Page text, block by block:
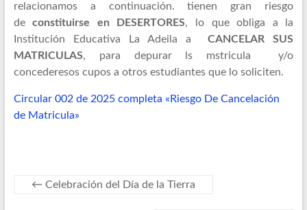
relacionamos a continuación. tienen gran riesgo
deconstituirse en DESERTORES, lo que obliga a la
Institución Educativa La Adeila a
CANCELAR SUS
MATRICULAS, para depurar ls mstricula y/o
concederesos cupos a otros estudiantes que lo soliciten.
Circular 002 de 2025 completa «Riesgo De Cancelación
de Matricula»
← Celebración del Día de la Tierra